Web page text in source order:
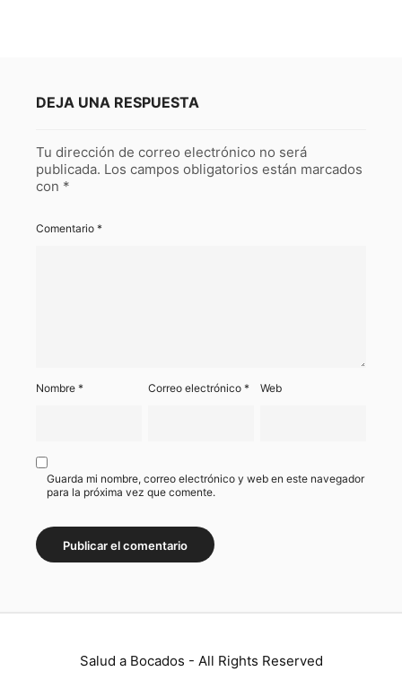
DEJA UNA RESPUESTA
Tu dirección de correo electrónico no será
publicada. Los campos obligatorios están marcados
con *
Comentario *
Nombre * Correo electrónico* Web
Guarda mi nombre, correo electrónico y web en este navegador
para la próxima vez que comente.
Salud a Bocados - All Rights Reserved